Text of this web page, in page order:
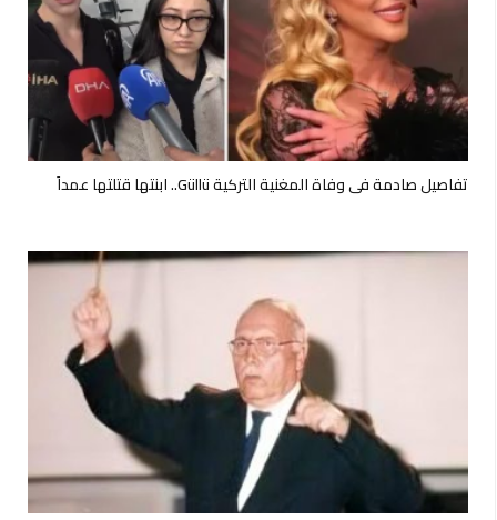
تفاصيل صادمة في وفاة المغنية التركية Güllü.. ابنتها قتلتها عمداً